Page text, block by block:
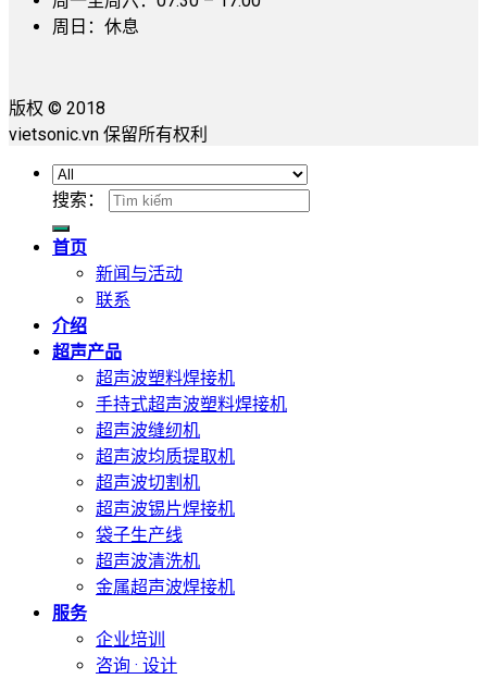
周日：休息
版权 © 2018
vietsonic.vn 保留所有权利
搜索：
首页
新闻与活动
联系
介绍
超声产品
超声波塑料焊接机
手持式超声波塑料焊接机
超声波缝纫机
超声波均质提取机
超声波切割机
超声波锡片焊接机
袋子生产线
超声波清洗机
金属超声波焊接机
服务
企业培训
咨询 · 设计